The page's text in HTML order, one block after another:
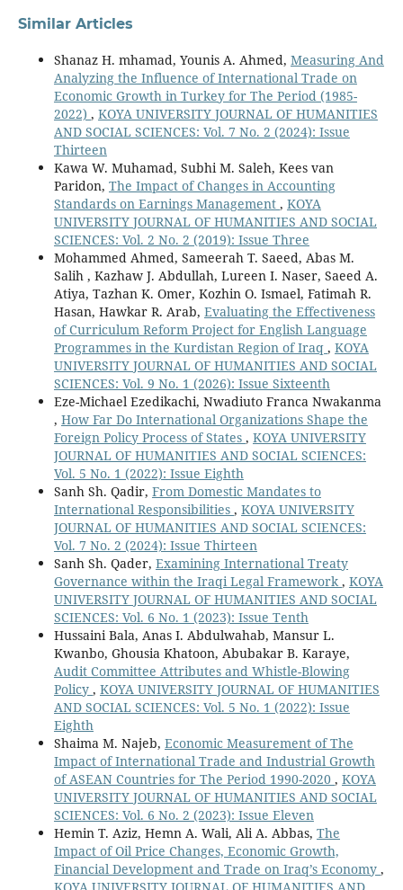
Similar Articles
Shanaz H. mhamad, Younis A. Ahmed, Measuring And
Analyzing the Influence of International Trade on
Economic Growth in Turkey for The Period (1985-
2022) , KOYA UNIVERSITY JOURNAL OF HUMANITIES
AND SOCIAL SCIENCES: Vol. 7 No. 2 (2024): Issue
Thirteen
Kawa W. Muhamad, Subhi M. Saleh, Kees van
Paridon, The Impact of Changes in Accounting
Standards on Earnings Management , KOYA
UNIVERSITY JOURNAL OF HUMANITIES AND SOCIAL
SCIENCES: Vol. 2 No. 2 (2019): Issue Three
Mohammed Ahmed, Sameerah T. Saeed, Abas M.
Salih , Kazhaw J. Abdullah, Lureen I. Naser, Saeed A.
Atiya, Tazhan K. Omer, Kozhin O. Ismael, Fatimah R.
Hasan, Hawkar R. Arab, Evaluating the Effectiveness
of Curriculum Reform Project for English Language
Programmes in the Kurdistan Region of Iraq , KOYA
UNIVERSITY JOURNAL OF HUMANITIES AND SOCIAL
SCIENCES: Vol. 9 No. 1 (2026): Issue Sixteenth
Eze-Michael Ezedikachi, Nwadiuto Franca Nwakanma
, How Far Do International Organizations Shape the
Foreign Policy Process of States , KOYA UNIVERSITY
JOURNAL OF HUMANITIES AND SOCIAL SCIENCES:
Vol. 5 No. 1 (2022): Issue Eighth
Sanh Sh. Qadir, From Domestic Mandates to
International Responsibilities , KOYA UNIVERSITY
JOURNAL OF HUMANITIES AND SOCIAL SCIENCES:
Vol. 7 No. 2 (2024): Issue Thirteen
Sanh Sh. Qader, Examining International Treaty
Governance within the Iraqi Legal Framework , KOYA
UNIVERSITY JOURNAL OF HUMANITIES AND SOCIAL
SCIENCES: Vol. 6 No. 1 (2023): Issue Tenth
Hussaini Bala, Anas I. Abdulwahab, Mansur L.
Kwanbo, Ghousia Khatoon, Abubakar B. Karaye,
Audit Committee Attributes and Whistle-Blowing
Policy , KOYA UNIVERSITY JOURNAL OF HUMANITIES
AND SOCIAL SCIENCES: Vol. 5 No. 1 (2022): Issue
Eighth
Shaima M. Najeb, Economic Measurement of The
Impact of International Trade and Industrial Growth
of ASEAN Countries for The Period 1990-2020 , KOYA
UNIVERSITY JOURNAL OF HUMANITIES AND SOCIAL
SCIENCES: Vol. 6 No. 2 (2023): Issue Eleven
Hemin T. Aziz, Hemn A. Wali, Ali A. Abbas, The
Impact of Oil Price Changes, Economic Growth,
Financial Development and Trade on Iraq’s Economy ,